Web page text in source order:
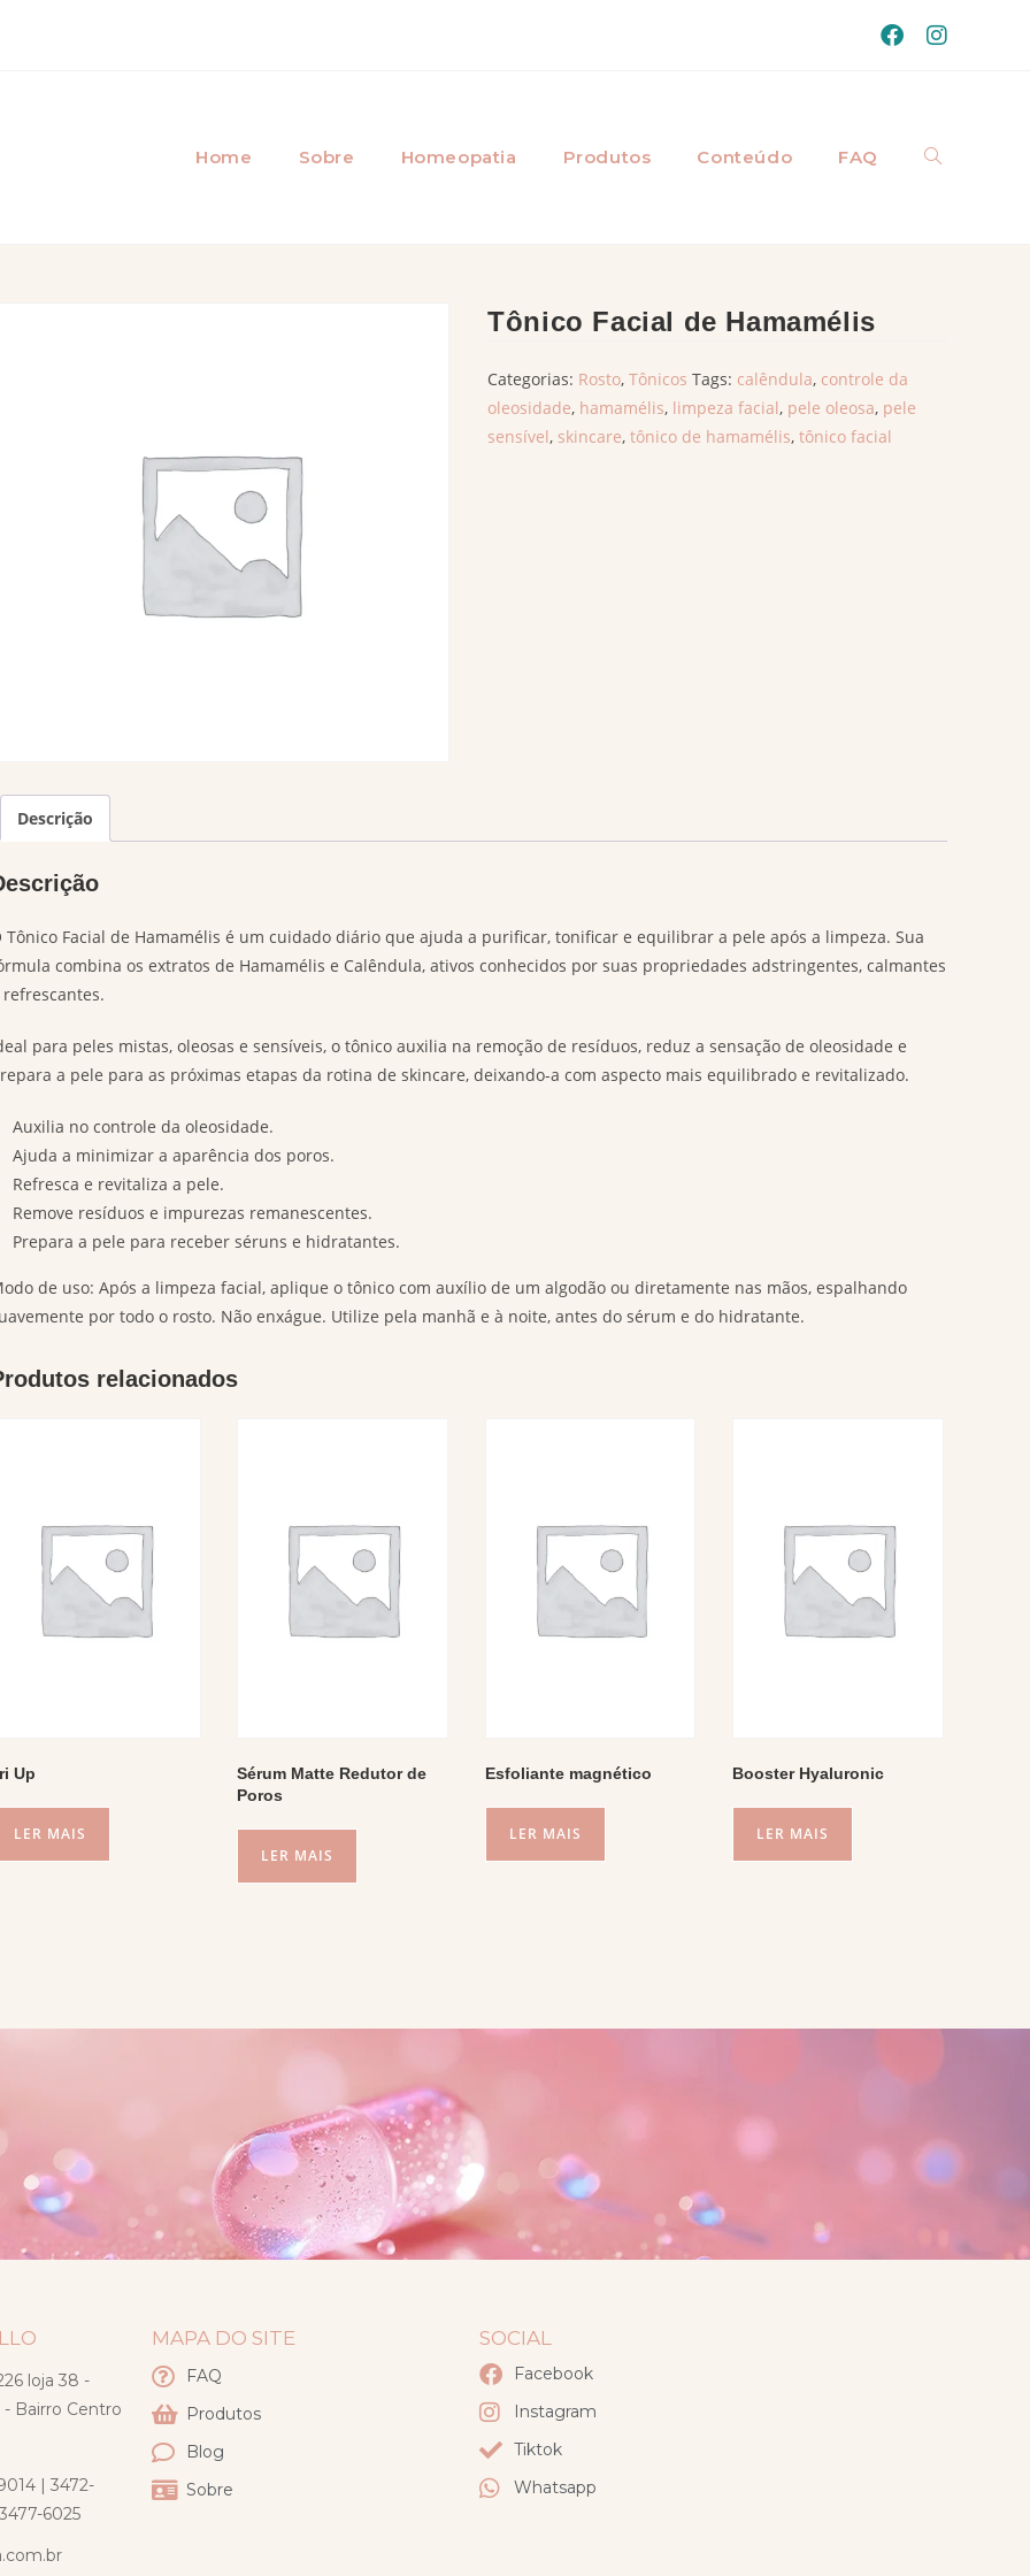
Home Sobre Homeopatia Produtos Conteúdo FAQ
Tônico Facial de Hamamélis
Categorias: Rosto,Tônicos Tags: calêndula, controle da
oleosidade, hamamélis, limpeza facial, pele oleosa, pele
sensível, skincare,tônico de hamamélis,tônico facial
Descrição
Tônico Facial de Hamamélis é um cuidado diário que ajuda a purificar, tonificar e equilibrar a pele após a limpeza. Sua
combina os extratos de Hamamélis e Calêndula, ativos conhecidos por suas propriedades adstringentes, calmantes
refrescantes.
para peles mistas, oleosas e sensíveis, o tônico auxilia na remoção de resíduos, reduz a sensação de oleosidade e
a pele para as próximas etapas da rotina de skincare, deixando-a com aspecto mais equilibrado e revitalizado.
Auxilia no controle da oleosidade.
Ajuda a minimizar a aparência dos poros.
Refresca e revitaliza a pele.
Remove resíduos e impurezas remanescentes.
Prepara a pele para receber séruns e hidratantes.
de uso: Após a limpeza facial, aplique o tônico com auxílio de um algodão ou diretamente nas mãos, espalhando
por todo o rosto. Não enxágue. Utilize pela manhã e à noite, antes do sérum e do hidratante.
relacionados
Up
LER MAIS
Sérum Matte Redutor de
Poros
LER MAIS
Esfoliante magnético
LER MAIS
Booster Hyaluronic
LER MAIS
loja 38 -
Bairro Centro
| 3472-
6025
MAPA DO SITE
FAQ
Produtos
Blog
Sobre
SOCIAL
Facebook
Instagram
Tiktok
Whatsapp